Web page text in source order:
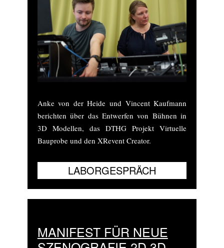
Anke von der Heide und Vincent Kaufmann
berichten über das Entwerfen von Bühnen in
3D Modellen, das DTHG Projekt Virtuelle
Bauprobe und den XRevent Creator.
MANIFEST FÜR NEUE